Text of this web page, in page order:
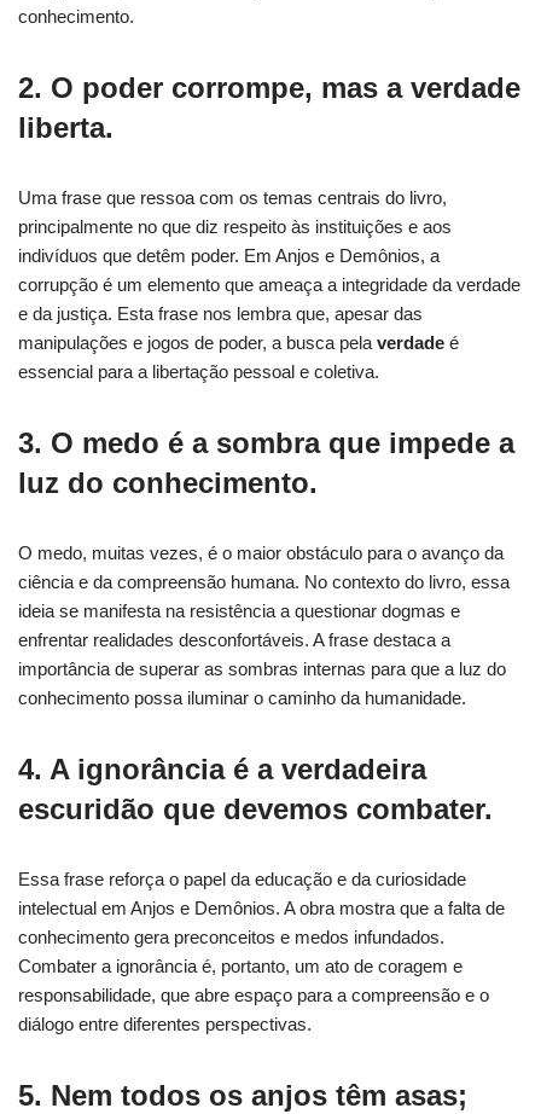
conhecimento.
2. O poder corrompe, mas a verdade
liberta.
Uma frase que ressoa com os temas centrais do livro,
principalmente no que diz respeito às instituições e aos
indivíduos que detêm poder. Em Anjos e Demônios, a
corrupção é um elemento que ameaça a integridade da verdade
e da justiça. Esta frase nos lembra que, apesar das
manipulações e jogos de poder, a busca pela verdade é
essencial para a libertação pessoal e coletiva.
3. O medo é a sombra que impede a
luz do conhecimento.
O medo, muitas vezes, é o maior obstáculo para o avanço da
ciência e da compreensão humana. No contexto do livro, essa
ideia se manifesta na resistência a questionar dogmas e
enfrentar realidades desconfortáveis. A frase destaca a
importância de superar as sombras internas para que a luz do
conhecimento possa iluminar o caminho da humanidade.
4. A ignorância é a verdadeira
escuridão que devemos combater.
Essa frase reforça o papel da educação e da curiosidade
intelectual em Anjos e Demônios. A obra mostra que a falta de
conhecimento gera preconceitos e medos infundados.
Combater a ignorância é, portanto, um ato de coragem e
responsabilidade, que abre espaço para a compreensão e o
diálogo entre diferentes perspectivas.
5. Nem todos os anjos têm asas;